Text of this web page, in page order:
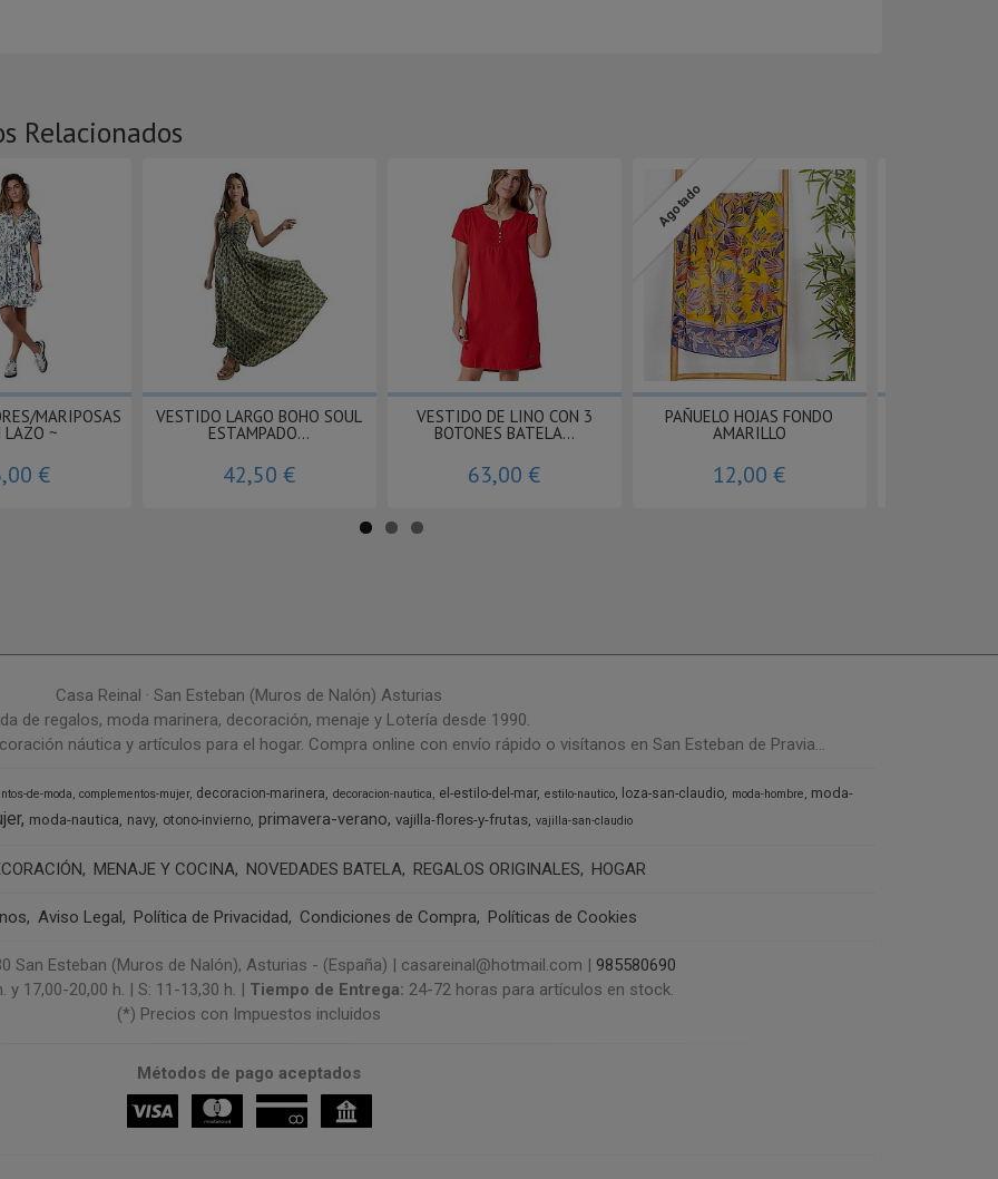
Relacionados
MARIPOSAS
LAZO ~
€
VESTIDO LARGO BOHO SOUL
ESTAMPADO...
42,50 €
VESTIDO DE LINO CON 3
BOTONES BATELA...
63,00 €
Agotado
PAÑUELO HOJAS FONDO
AMARILLO
12,00 €
Casa Reinal · San Esteban (Muros de Nalón) Asturias
de regalos, moda marinera, decoración, menaje y Lotería desde 1990.
náutica y artículos para el hogar. Compra online con envío rápido o visítanos en San Esteban de Pravia...
de-moda complementos-mujer decoracion-marinera decoracion-nautica el-estilo-del-mar estilo-nautico loza-san-claudio moda-hombre
moda-
moda-nautica navy otono-invierno primavera-verano vajilla-flores-y-frutas vajilla-san-claudio
MENAJE Y COCINA NOVEDADES BATELA REGALOS ORIGINALES HOGAR
Aviso Legal Política de Privacidad Condiciones de Compra Políticas de Cookies
San Esteban (Muros de Nalón), Asturias - (España) | casareinal@hotmail.com | 985580690
y 17,00-20,00 h. | S: 11-13,30 h. | Tiempo de Entrega: 24-72 horas para artículos en stock.
(*) Precios con Impuestos incluidos
Métodos de pago aceptados